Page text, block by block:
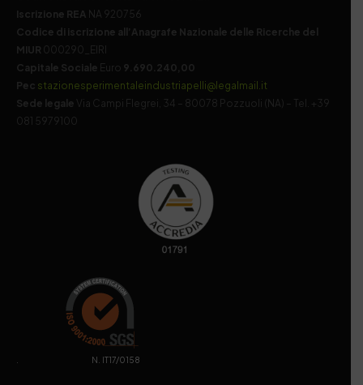
Iscrizione REA NA 920756
Codice di iscrizione all’Anagrafe Nazionale delle Ricerche del
MIUR 000290_EIRI
Capitale Sociale Euro 9.690.240,00
Pec stazionesperimentaleindustriapelli@legalmail.it
Sede legale
Via Campi Flegrei, 34 – 80078 Pozzuoli (NA) – Tel. +39
081 5979100
. N. IT17/0158